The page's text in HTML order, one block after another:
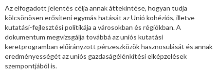
Az elfogadott jelentés célja annak áttekintése, hogyan tudja
kölcsönösen erősíteni egymás hatását az Unió kohéziós, illetve
kutatási-fejlesztési politikája a városokban és régiókban. A
dokumentum megvizsgálja továbbá az uniós kutatási
keretprogramban előirányzott pénzeszközök hasznosulását és annak
eredményességét az uniós gazdaságélénkítési elképzelések
szempontjából is.